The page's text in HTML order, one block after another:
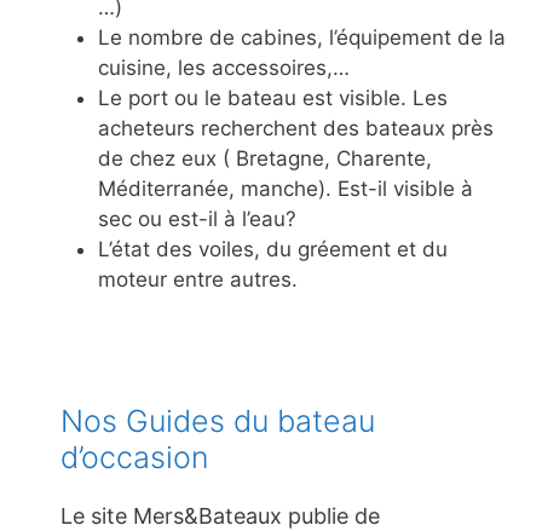
…)
Le nombre de cabines, l’équipement de la
cuisine, les accessoires,…
Le port ou le bateau est visible. Les
acheteurs recherchent des bateaux près
de chez eux ( Bretagne, Charente,
Méditerranée, manche). Est-il visible à
sec ou est-il à l’eau?
L’état des voiles, du gréement et du
moteur entre autres.
Nos Guides du bateau
d’occasion
Le site Mers&Bateaux publie de